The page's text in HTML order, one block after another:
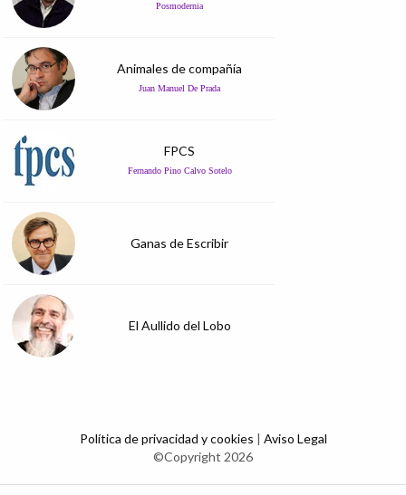
Posmodernia
Animales de compañía
Juan Manuel De Prada
FPCS
Fernando Pino Calvo Sotelo
Ganas de Escribir
El Aullido del Lobo
Política de privacidad y cookies | Aviso Legal
©Copyright 2026